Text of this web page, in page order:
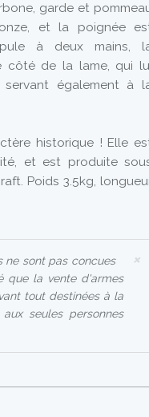
garde et
et la poignée
à deux mains,
côté de la lame, qui
servant également à
historique ! Elle
et est produite
Poids 3.5kg,
×
ne sont pas concues
que la vente d'armes
tout destinées à la
seules personnes